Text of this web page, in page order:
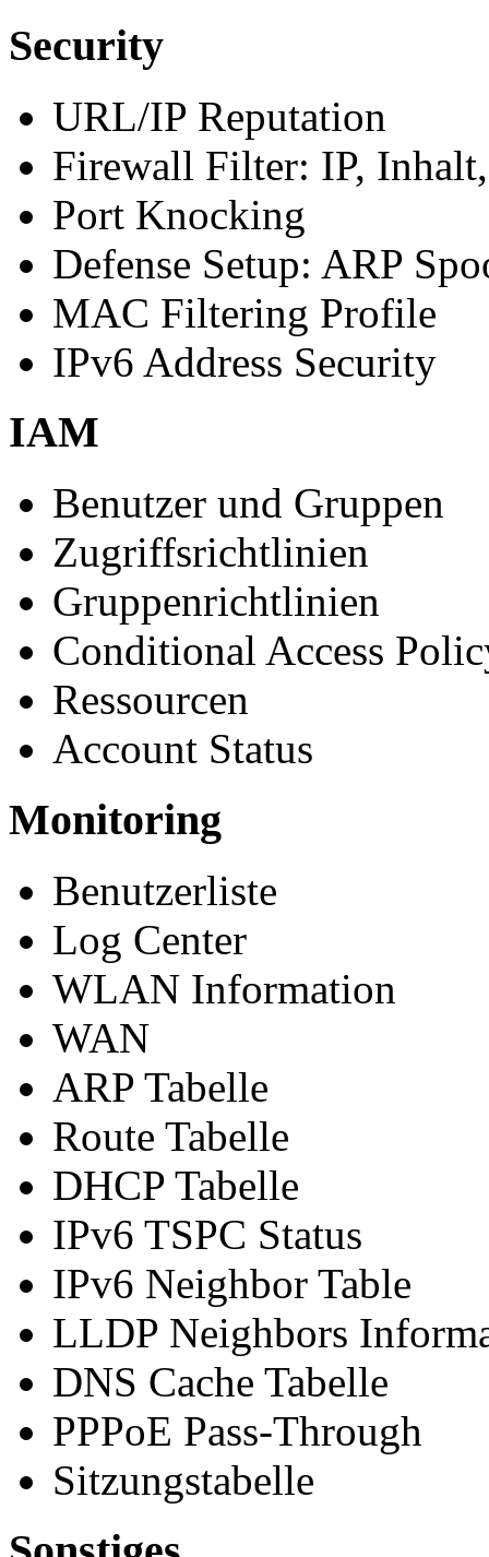
Security
URL/IP Reputation
Firewall Filter: IP,
Port Knocking
Defense Setup: ARP
MAC Filtering Profile
IPv6 Address Security
IAM
Benutzer und Gruppen
Zugriffsrichtlinien
Gruppenrichtlinien
Conditional Access
Ressourcen
Account Status
Monitoring
Benutzerliste
Log Center
WLAN Information
WAN
ARP Tabelle
Route Tabelle
DHCP Tabelle
IPv6 TSPC Status
IPv6 Neighbor Table
LLDP Neighbors
DNS Cache Tabelle
PPPoE Pass-Through
Sitzungstabelle